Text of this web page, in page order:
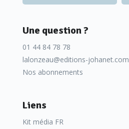
Une question ?
01 44 84 78 78
lalonzeau@editions-johanet.com
Nos abonnements
Liens
Kit média FR